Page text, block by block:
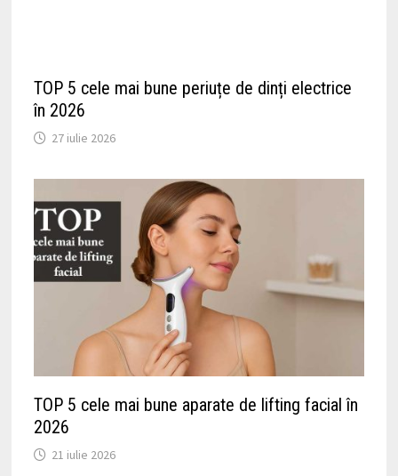
TOP 5 cele mai bune periuțe de dinți electrice
în 2026
27 iulie 2026
TOP 5 cele mai bune aparate de lifting facial în
2026
21 iulie 2026